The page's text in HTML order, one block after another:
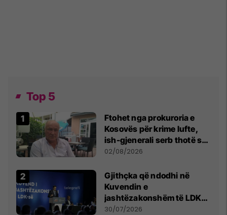
Top 5
Ftohet nga prokuroria e
Kosovës për krime lufte,
ish-gjenerali serb thotë se
dikush e tradhtoi në
02/08/2026
Gjithçka që ndodhi në
Kuvendin e
jashtëzakonshëm të LDK-
së
30/07/2026